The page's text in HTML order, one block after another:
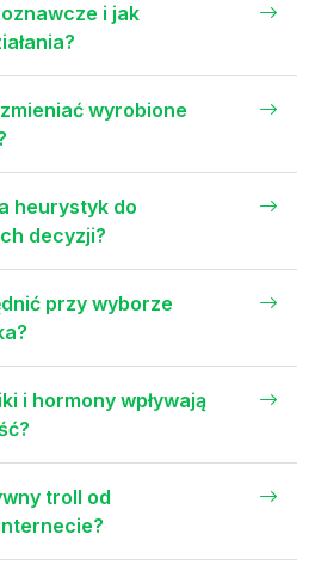
i jak
wyrobione
heurystyk do
decyzji?
przy wyborze
i hormony wpływają
troll od